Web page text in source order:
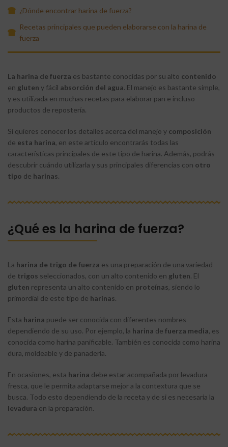
¿Dónde encontrar harina de fuerza?
Recetas principales que pueden elaborarse con la harina de
fuerza
La harina de fuerza es bastante conocidas por su alto contenido
en gluten y fácil absorción del agua. El manejo es bastante simple,
y es utilizada en muchas recetas para elaborar pan e incluso
productos de repostería.
Si quieres conocer los detalles acerca del manejo y composición
de esta harina, en este artículo encontrarás todas las
características principales de este tipo de harina. Además, podrás
descubrir cuándo utilizarla y sus principales diferencias con otro
tipo de harinas.
¿Qué es la harina de fuerza?
La harina de trigo de fuerza es una preparación de una variedad
de trigos seleccionados, con un alto contenido en gluten. El
gluten representa un alto contenido en proteínas, siendo lo
primordial de este tipo de harinas.
Esta harina puede ser conocida con diferentes nombres
dependiendo de su uso. Por ejemplo, la harina de fuerza media, es
conocida como harina panificable. También es conocida como harina
dura, moldeable y de panadería.
En ocasiones, esta harina debe estar acompañada por levadura
fresca, que le permita adaptarse mejor a la contextura que se
busca. Todo esto dependiendo de la receta y de si es necesaria la
levadura en la preparación.